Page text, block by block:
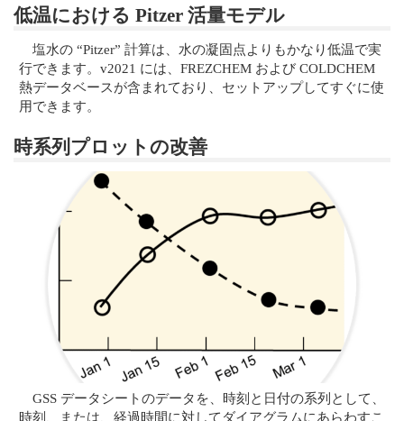
低温における Pitzer 活量モデル
塩水の “Pitzer” 計算は、水の凝固点よりもかなり低温で実
行できます。v2021 には、FREZCHEM および COLDCHEM
熱データベースが含まれており、セットアップしてすぐに使
用できます。
時系列プロットの改善
GSS データシートのデータを、時刻と日付の系列として、
時刻、または、経過時間に対してダイアグラムにあらわすこ